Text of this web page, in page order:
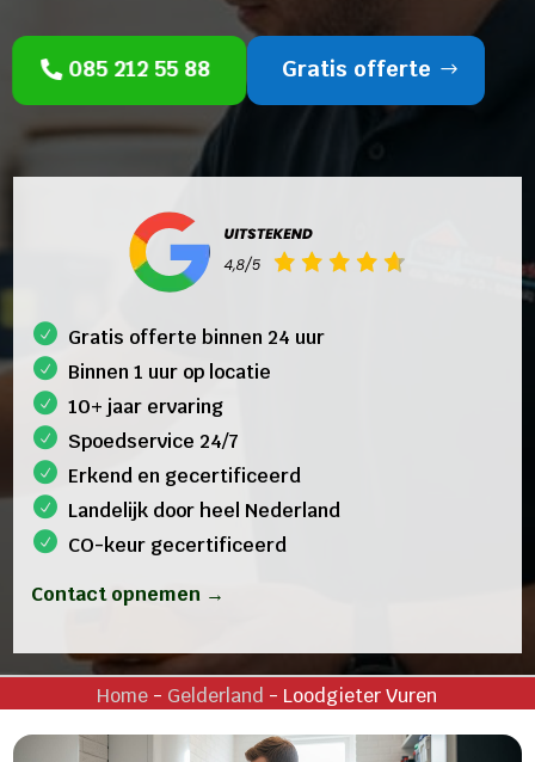
085 212 55 88 Gratis offerte
Gratis offerte binnen 24 uur
Binnen 1 uur op locatie
10+ jaar ervaring
Spoedservice 24/7
Erkend en gecertificeerd
Landelijk door heel Nederland
CO-keur gecertificeerd
Contact opnemen →
Home - Gelderland - Loodgieter Vuren